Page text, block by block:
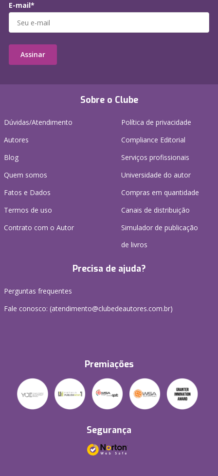
Sobre o Clube
Dúvidas/Atendimento
Autores
Blog
Quem somos
Fatos e Dados
Termos de uso
Contrato com o Autor
Política de privacidade
Compliance Editorial
Serviços profissionais
Universidade do autor
Compras em quantidade
Canais de distribuição
Simulador de publicação
de livros
Precisa de ajuda?
Perguntas frequentes
Fale conosco: (atendimento@clubedeautores.com.br)
Premiações
Segurança
E-mail*
Assinar